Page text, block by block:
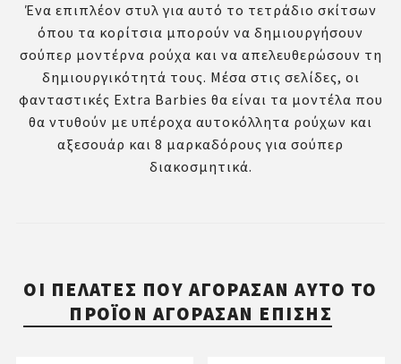
Ένα επιπλέον στυλ για αυτό το τετράδιο σκίτσων
όπου τα κορίτσια μπορούν να δημιουργήσουν
σούπερ μοντέρνα ρούχα και να απελευθερώσουν τη
δημιουργικότητά τους. Μέσα στις σελίδες, οι
φανταστικές Extra Barbies θα είναι τα μοντέλα που
θα ντυθούν με υπέροχα αυτοκόλλητα ρούχων και
αξεσουάρ και 8 μαρκαδόρους για σούπερ
διακοσμητικά.
ΟΙ ΠΕΛΆΤΕΣ ΠΟΥ ΑΓΌΡΑΣΑΝ ΑΥΤΌ ΤΟ
ΠΡΟΪΌΝ ΑΓΌΡΑΣΑΝ ΕΠΊΣΗΣ